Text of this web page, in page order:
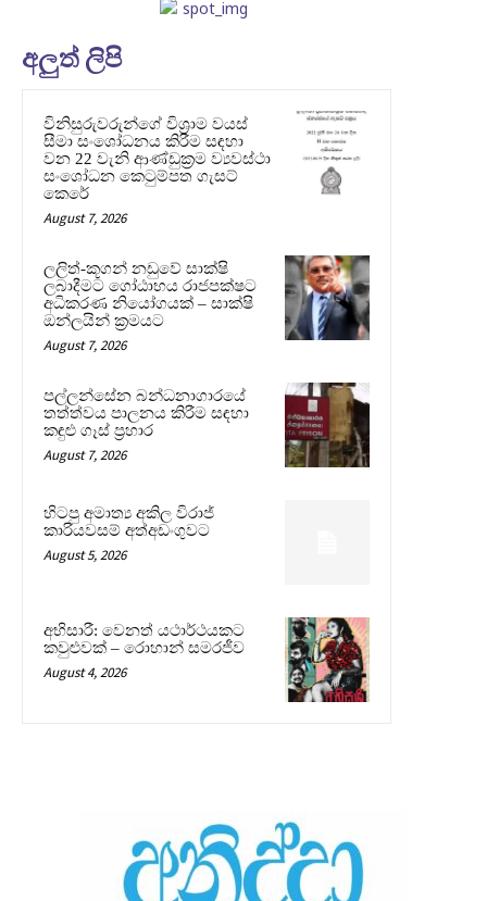
අලුත් ලිපි
විනිසුරුවරුන්ගේ විශ්‍රාම වයස්
සීමා සංශෝධනය කිරීම සඳහා
වන 22 වැනි ආණ්ඩුක්‍රම ව්‍යවස්ථා
සංශෝධන කෙටුම්පත ගැසට්
කෙරේ
August 7, 2026
ලලිත්-කූගන් නඩුවේ සාක්ෂි
ලබාදීමට ගෝඨාභය රාජපක්ෂට
අධිකරණ නියෝගයක් – සාක්ෂි
ඔන්ලයින් ක්‍රමයට
August 7, 2026
පල්ලන්සේන බන්ධනාගාරයේ
තත්ත්වය පාලනය කිරීම සඳහා
කඳුළු ගෑස් ප්‍රහාර
August 7, 2026
හිටපු අමාත්‍ය අකිල විරාජ්
කාරියවසම් අත්අඩංගුවට
August 5, 2026
අභිසාරී: වෙනත් යථාර්ථයකට
කවුළුවක් – රොහාන් සමරජීව
August 4, 2026